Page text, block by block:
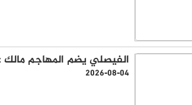
الفيصلي يضم المهاجم
2026-08-04